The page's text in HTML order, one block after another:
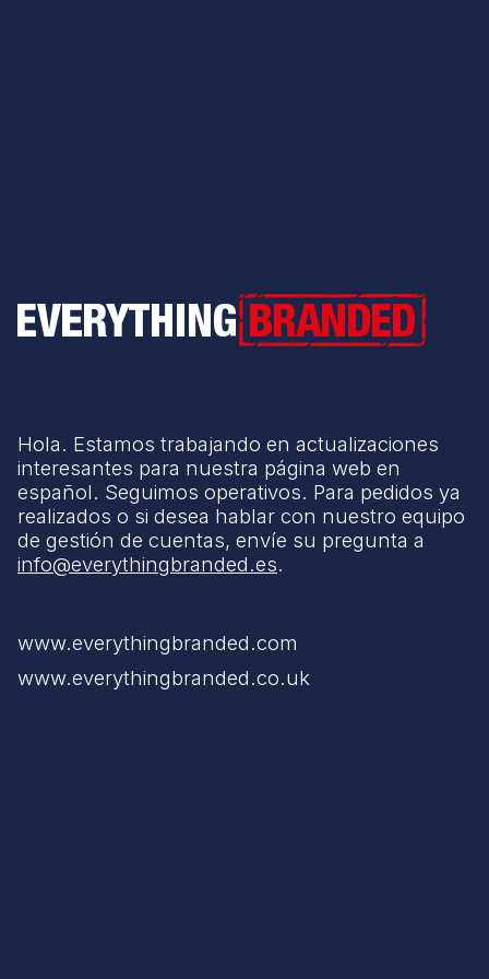
Everything Branded
Hola. Estamos trabajando en actualizaciones
interesantes para nuestra página web en
español. Seguimos operativos. Para pedidos ya
realizados o si desea hablar con nuestro equipo
de gestión de cuentas, envíe su pregunta a
info@everythingbranded.es.
www.everythingbranded.com
www.everythingbranded.co.uk